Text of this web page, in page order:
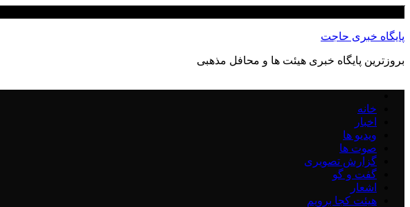
content
پایگاه خبری حاجت
بروزترین پایگاه‌ خبری هیئت ها و محافل مذهبی
خانه
اخبار
ویدیو ها
صوت ها
گزارش تصویری
گفت و گو
اشعار
هیئت کجا برویم